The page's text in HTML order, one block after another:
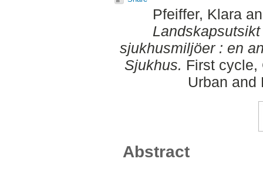
Pfeiffer, Klara
sjukhusmiljöer : en
Sjukhus. First cycle,
Urban and
Abstract